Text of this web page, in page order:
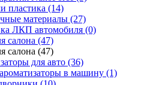
пластика (14)
материалы (27)
ЛКП автомобиля (0)
салона (47)
салона (47)
для авто (36)
в машину (1)